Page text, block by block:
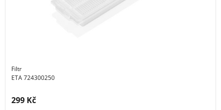
Filtr
ETA 724300250
Cena s DPH:
299 Kč